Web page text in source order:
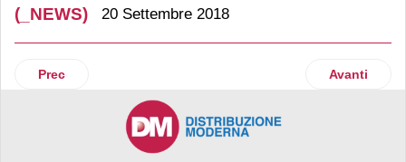
(_NEWS) 20 Settembre 2018
Articolo precedente: Gruppo Gabrielli sostiene iniziative
Prec Articolo
Avanti